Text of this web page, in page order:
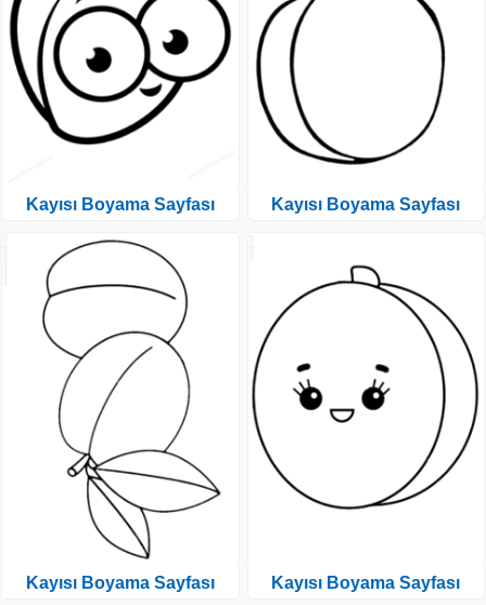
Kayısı Boyama Sayfası
Kayısı Boyama Sayfası
Kayısı Boyama Sayfası
Kayısı Boyama Sayfası